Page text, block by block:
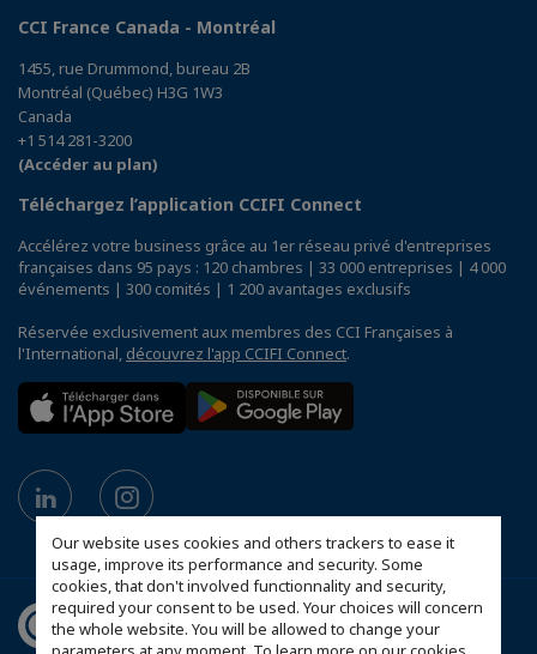
Our website uses cookies and others trackers to ease it
usage, improve its performance and security. Some
cookies, that don't involved functionnality and security,
required your consent to be used. Your choices will concern
the whole website. You will be allowed to change your
CCI France Canada - Montréal
1455, rue Drummond, bureau 2B
Montréal (Québec) H3G 1W3
Canada
+1 514 281-3200
(Accéder au plan)
Téléchargez l’application CCIFI Connect
Accélérez votre business grâce au 1er réseau privé d'entreprises
françaises dans 95 pays : 120 chambres | 33 000 entreprises | 4 000
événements | 300 comités | 1 200 avantages exclusifs
Réservée exclusivement aux membres des CCI Françaises à
l'International, découvrez l'app CCIFI Connect.